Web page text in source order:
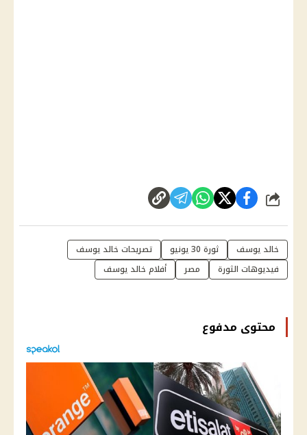
شارك
خالد يوسف ثورة 30 يونيو
تصريحات خالد يوسف
فيديوهات الثورة
مصر أفلام خالد يوسف
محتوى مدفوع